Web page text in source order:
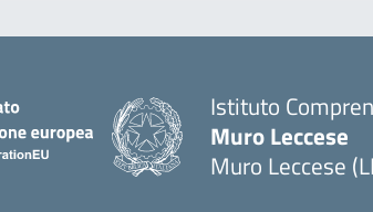
Istituto
Muro Leccese
Muro Leccese